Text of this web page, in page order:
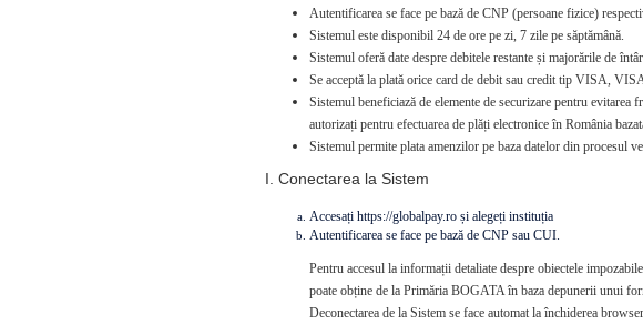
Autentificarea se face pe bază de CNP (persoane fizice)
Sistemul este disponibil 24 de ore pe zi, 7 zile pe săptămână.
Sistemul oferă date despre debitele restante și majorările de
Se acceptă la plată orice card de debit sau credit tip VISA,
Sistemul beneficiază de elemente de securizare pentru
autorizați pentru efectuarea de plăți electronice în România
Sistemul permite plata amenzilor pe baza datelor din procesul
I. Conectarea la Sistem
Accesați https://globalpay.ro și alegeți instituția
Autentificarea se face pe bază de CNP sau CUI.
Pentru accesul la informații detaliate despre obiectele
poate obține de la Primăria BOGATA în baza depunerii unui
Deconectarea de la Sistem se face automat la închiderea